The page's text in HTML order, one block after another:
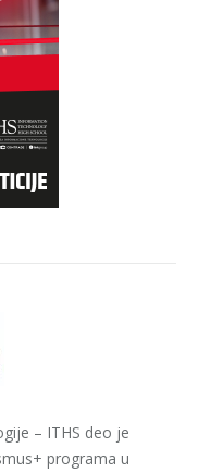
– ITHS deo je
programa u